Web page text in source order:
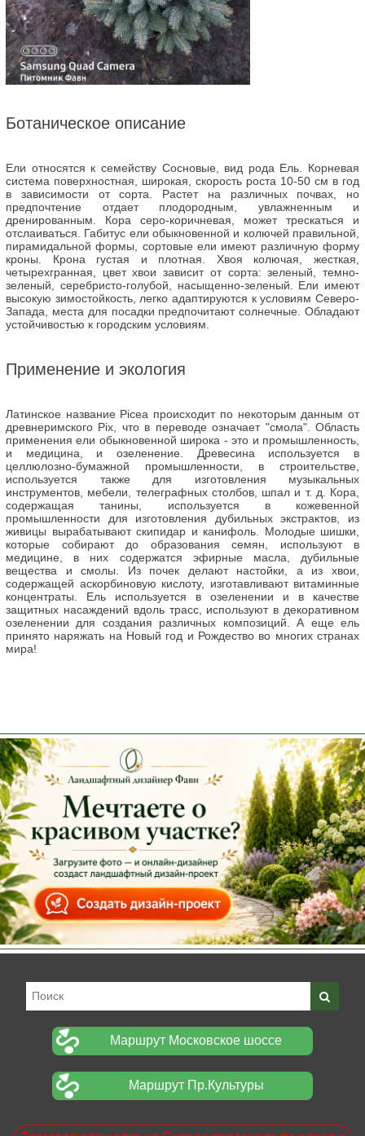
Ботаническое описание
Ели относятся к семейству Сосновые, вид рода Ель. Корневая
система поверхностная, широкая, скорость роста 10-50 см в год
в зависимости от сорта. Растет на различных почвах, но
предпочтение отдает плодородным, увлажненным и
дренированным. Кора серо-коричневая, может трескаться и
отслаиваться. Габитус ели обыкновенной и колючей правильной,
пирамидальной формы, сортовые ели имеют различную форму
кроны. Крона густая и плотная. Хвоя колючая, жесткая,
четырехгранная, цвет хвои зависит от сорта: зеленый, темно-
зеленый, серебристо-голубой, насыщенно-зеленый. Ели имеют
высокую зимостойкость, легко адаптируются к условиям Северо-
Запада, места для посадки предпочитают солнечные. Обладают
устойчивостью к городским условиям.
Применение и экология
Латинское название Picea происходит по некоторым данным от
древнеримского Pix, что в переводе означает "смола". Область
применения ели обыкновенной широка - это и промышленность,
и медицина, и озеленение. Древесина используется в
целлюлозно-бумажной промышленности, в строительстве,
используется также для изготовления музыкальных
инструментов, мебели, телеграфных столбов, шпал и т. д. Кора,
содержащая танины, используется в кожевенной
промышленности для изготовления дубильных экстрактов, из
живицы вырабатывают скипидар и канифоль. Молодые шишки,
которые собирают до образования семян, используют в
медицине, в них содержатся эфирные масла, дубильные
вещества и смолы. Из почек делают настойки, а из хвои,
содержащей аскорбиновую кислоту, изготавливают витаминные
концентраты. Ель используется в озеленении и в качестве
защитных насаждений вдоль трасс, используют в декоративном
озеленении для создания различных композиций. А еще ель
принято наряжать на Новый год и Рождество во многих странах
мира!
Маршрут Московское шоссе
Маршрут Пр.Культуры